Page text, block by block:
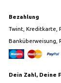
Bezahlung
Twint, Kreditkarte,
Banküberweisung,
Dein Zahl, Deine